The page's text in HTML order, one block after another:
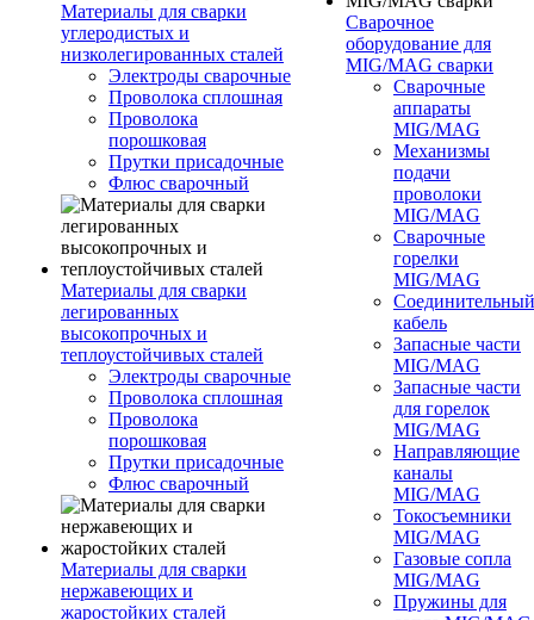
Материалы для сварки
углеродистых и
низколегированных сталей
Электроды сварочные
Проволока сплошная
Проволока
порошковая
Прутки присадочные
Флюс сварочный
Материалы для сварки
легированных
высокопрочных и
теплоустойчивых сталей
Электроды сварочные
Проволока сплошная
Проволока
порошковая
Прутки присадочные
Флюс сварочный
Материалы для сварки
нержавеющих и
жаростойких сталей
Сварочное
оборудование для
MIG/MAG сварки
Сварочные
аппараты
MIG/MAG
Механизмы
подачи
проволоки
MIG/MAG
Сварочные
горелки
MIG/MAG
Соединительный
кабель
Запасные части
MIG/MAG
Запасные части
для горелок
MIG/MAG
Направляющие
каналы
MIG/MAG
Токосъемники
MIG/MAG
Газовые сопла
MIG/MAG
Пружины для